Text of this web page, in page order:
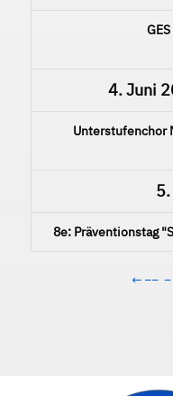
4. Juni
Unterstufenchor
8e: Präventionstag
← −− −